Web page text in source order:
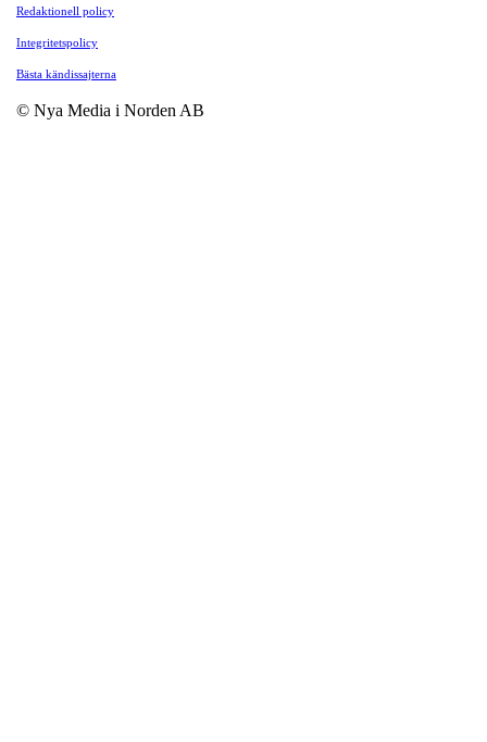
Redaktionell policy
Integritetspolicy
Bästa kändissajterna
© Nya Media i Norden AB